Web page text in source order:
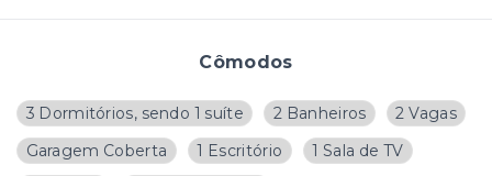
Cômodos
3 Dormitórios, sendo 1 suíte 2 Banheiros
2 Vagas
Garagem Coberta
1 Escritório
1 Sala de TV